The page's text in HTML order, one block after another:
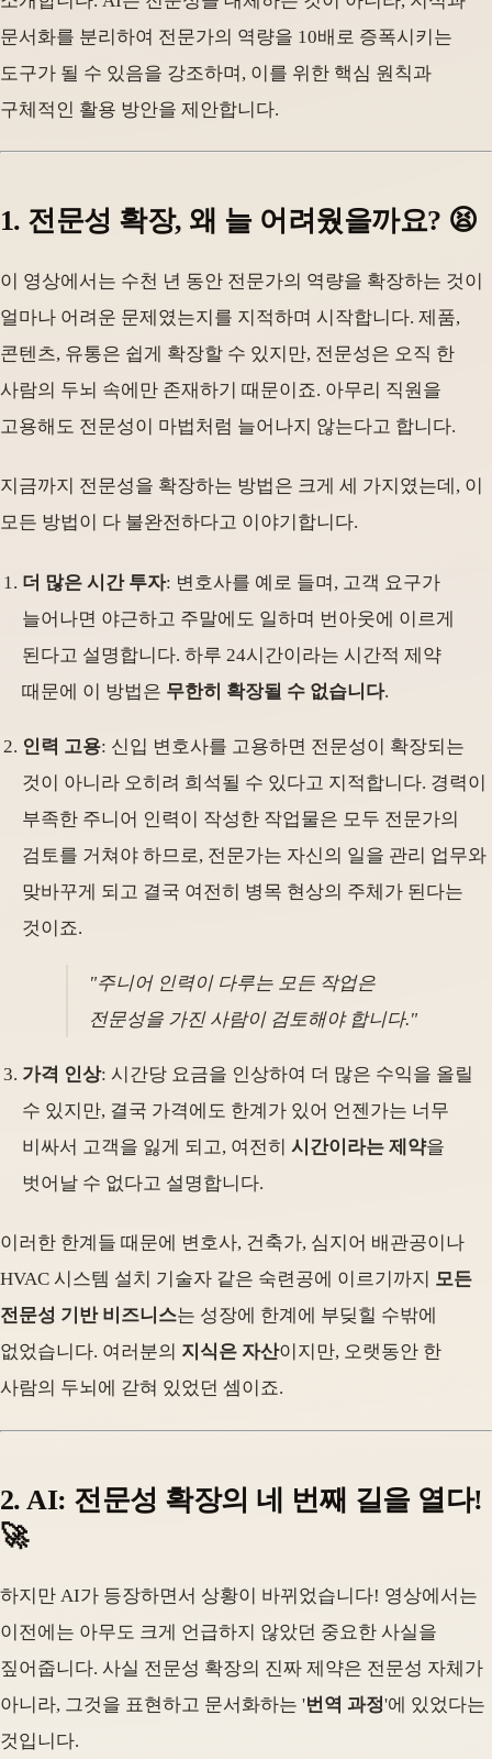
문서화를 분리하여 전문가의 역량을 10배로 증폭시키는
도구가 될 수 있음을 강조하며, 이를 위한 핵심 원칙과
구체적인 활용 방안을 제안합니다.
1. 전문성 확장, 왜 늘 어려웠을까요? 😫
이 영상에서는 수천 년 동안 전문가의 역량을 확장하는 것이
얼마나 어려운 문제였는지를 지적하며 시작합니다. 제품,
콘텐츠, 유통은 쉽게 확장할 수 있지만, 전문성은 오직 한
사람의 두뇌 속에만 존재하기 때문이죠. 아무리 직원을
고용해도 전문성이 마법처럼 늘어나지 않는다고 합니다.
지금까지 전문성을 확장하는 방법은 크게 세 가지였는데, 이
모든 방법이 다 불완전하다고 이야기합니다.
더 많은 시간 투자: 변호사를 예로 들며, 고객 요구가
늘어나면 야근하고 주말에도 일하며 번아웃에 이르게
된다고 설명합니다. 하루 24시간이라는 시간적 제약
때문에 이 방법은 무한히 확장될 수 없습니다.
인력 고용: 신입 변호사를 고용하면 전문성이 확장되는
것이 아니라 오히려 희석될 수 있다고 지적합니다. 경력이
부족한 주니어 인력이 작성한 작업물은 모두 전문가의
검토를 거쳐야 하므로, 전문가는 자신의 일을 관리 업무와
맞바꾸게 되고 결국 여전히 병목 현상의 주체가 된다는
것이죠.
"주니어 인력이 다루는 모든 작업은
전문성을 가진 사람이 검토해야 합니다."
가격 인상: 시간당 요금을 인상하여 더 많은 수익을 올릴
수 있지만, 결국 가격에도 한계가 있어 언젠가는 너무
비싸서 고객을 잃게 되고, 여전히 시간이라는 제약을
벗어날 수 없다고 설명합니다.
이러한 한계들 때문에 변호사, 건축가, 심지어 배관공이나
HVAC 시스템 설치 기술자 같은 숙련공에 이르기까지 모든
전문성 기반 비즈니스는 성장에 한계에 부딪힐 수밖에
없었습니다. 여러분의 지식은 자산이지만, 오랫동안 한
사람의 두뇌에 갇혀 있었던 셈이죠.
2. AI: 전문성 확장의 네 번째 길을 열다!
🚀
하지만 AI가 등장하면서 상황이 바뀌었습니다! 영상에서는
이전에는 아무도 크게 언급하지 않았던 중요한 사실을
짚어줍니다. 사실 전문성 확장의 진짜 제약은 전문성 자체가
아니라, 그것을 표현하고 문서화하는 '번역 과정'에 있었다는
것입니다.